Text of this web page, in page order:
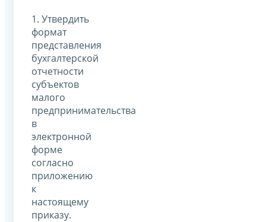
1. Утвердить
формат
представления
бухгалтерской
отчетности
субъектов
малого
предпринимательства
в
электронной
форме
согласно
приложению
к
настоящему
приказу.